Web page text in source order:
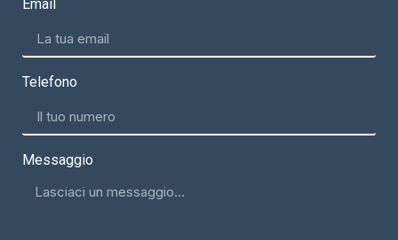
Email
Telefono
Messaggio